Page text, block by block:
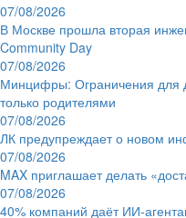
07/08/2026
В Москве прошла вторая
Community Day
07/08/2026
Минцифры: Ограничения для
только родителями
07/08/2026
ЛК предупреждает о новом
07/08/2026
MAX приглашает делать
07/08/2026
40% компаний даёт